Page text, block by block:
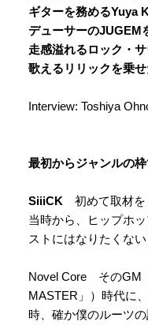
ギターを務めるYuya
デューサーのJUGEM
走感溢れるロック・
歌えるリリックを乗
Interview: Toshiya
最初からジャンルの
SiiiCK 初めて取材を
当時から、ヒップホ
ストにはなりたくな
Novel Core そのGM
MASTER」）時代に
時、確か僕のルーツ